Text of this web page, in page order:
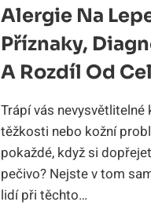
Alergie Na
Příznaky,
A Rozdíl Od
Trápí vás nevysvětlitelné
těžkosti nebo kožní
pokaždé, když si
pečivo? Nejste v tom
lidí při těchto…